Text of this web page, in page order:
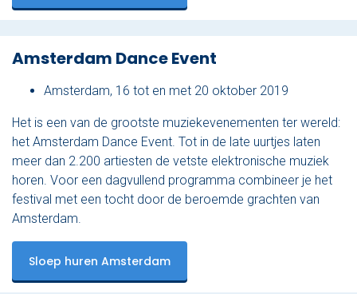
Amsterdam Dance Event
Amsterdam, 16 tot en met 20 oktober 2019
Het is een van de grootste muziekevenementen ter wereld:
het Amsterdam Dance Event. Tot in de late uurtjes laten
meer dan 2.200 artiesten de vetste elektronische muziek
horen. Voor een dagvullend programma combineer je het
festival met een tocht door de beroemde grachten van
Amsterdam.
Sloep huren Amsterdam